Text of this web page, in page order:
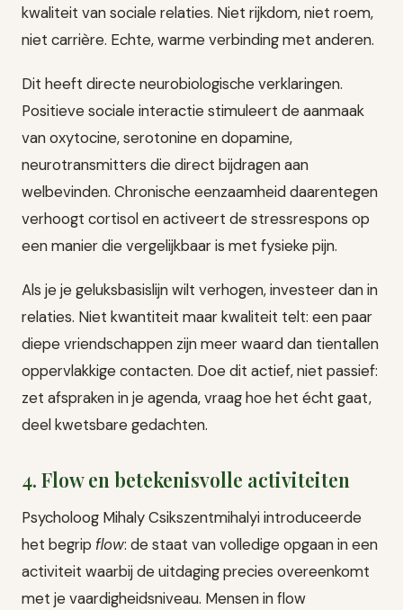
kwaliteit van sociale relaties. Niet rijkdom, niet roem,
niet carrière. Echte, warme verbinding met anderen.
Dit heeft directe neurobiologische verklaringen.
Positieve sociale interactie stimuleert de aanmaak
van oxytocine, serotonine en dopamine,
neurotransmitters die direct bijdragen aan
welbevinden. Chronische eenzaamheid daarentegen
verhoogt cortisol en activeert de stressrespons op
een manier die vergelijkbaar is met fysieke pijn.
Als je je geluksbasislijn wilt verhogen, investeer dan in
relaties. Niet kwantiteit maar kwaliteit telt: een paar
diepe vriendschappen zijn meer waard dan tientallen
oppervlakkige contacten. Doe dit actief, niet passief:
zet afspraken in je agenda, vraag hoe het écht gaat,
deel kwetsbare gedachten.
4. Flow en betekenisvolle activiteiten
Psycholoog Mihaly Csikszentmihalyi introduceerde
het begrip flow: de staat van volledige opgaan in een
activiteit waarbij de uitdaging precies overeenkomt
met je vaardigheidsniveau. Mensen in flow